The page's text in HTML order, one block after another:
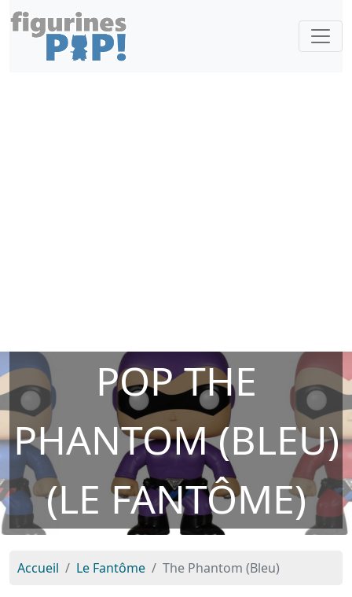
POP THE
PHANTOM (BLEU)
(LE FANTÔME)
Accueil Le Fantôme The Phantom (Bleu)